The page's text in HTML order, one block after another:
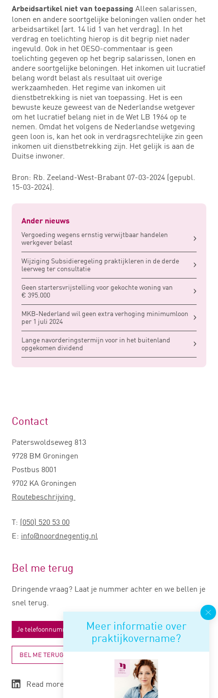
Arbeidsartikel niet van toepassing Alleen salarissen,
lonen en andere soortgelijke beloningen vallen onder het
arbeidsartikel (art. 14 lid 1 van het verdrag). In het
verdrag en toelichting hierop is dit begrip niet nader
ingevuld. Ook in het OESO-commentaar is geen
toelichting gegeven op het begrip salarissen, lonen en
andere soortgelijke beloningen. Het inkomen uit lucratief
belang wordt belast als resultaat uit overige
werkzaamheden. Het regime van inkomen uit
dienstbetrekking is niet van toepassing. Het is een
bewuste keuze geweest van de Nederlandse wetgever
om het lucratief belang niet in de Wet LB 1964 op te
nemen. Omdat het volgens de Nederlandse wetgeving
geen loon is, kan het ook in verdragsrechtelijke zin geen
inkomen uit dienstbetrekking zijn. Het gelijk is aan de
Duitse inwoner.
Bron: Rb. Zeeland-West-Brabant 07-03-2024 (gepubl.
15-03-2024).
Ander nieuws
Vergoeding wegens ernstig verwijtbaar handelen
werkgever belast
Wijziging Subsidieregeling praktijkleren in de derde
leerweg ter consultatie
Geen startersvrijstelling voor gekochte woning van
€ 395.000
MKB-Nederland wil geen extra verhoging minimumloon
per 1 juli 2024
Lange navorderingstermijn voor in het buitenland
opgekomen dividend
Meer informatie over
praktijkovername?
Contact
Paterswoldseweg 813
9728 BM Groningen
Postbus 8001
9702 KA Groningen
Routebeschrijving
T: (050) 520 53 00
E: info@noordnegentig.nl
Bel me terug
Dringende vraag? Laat je nummer achter en we bellen je
snel terug.
BEL ME TERUG
Read more